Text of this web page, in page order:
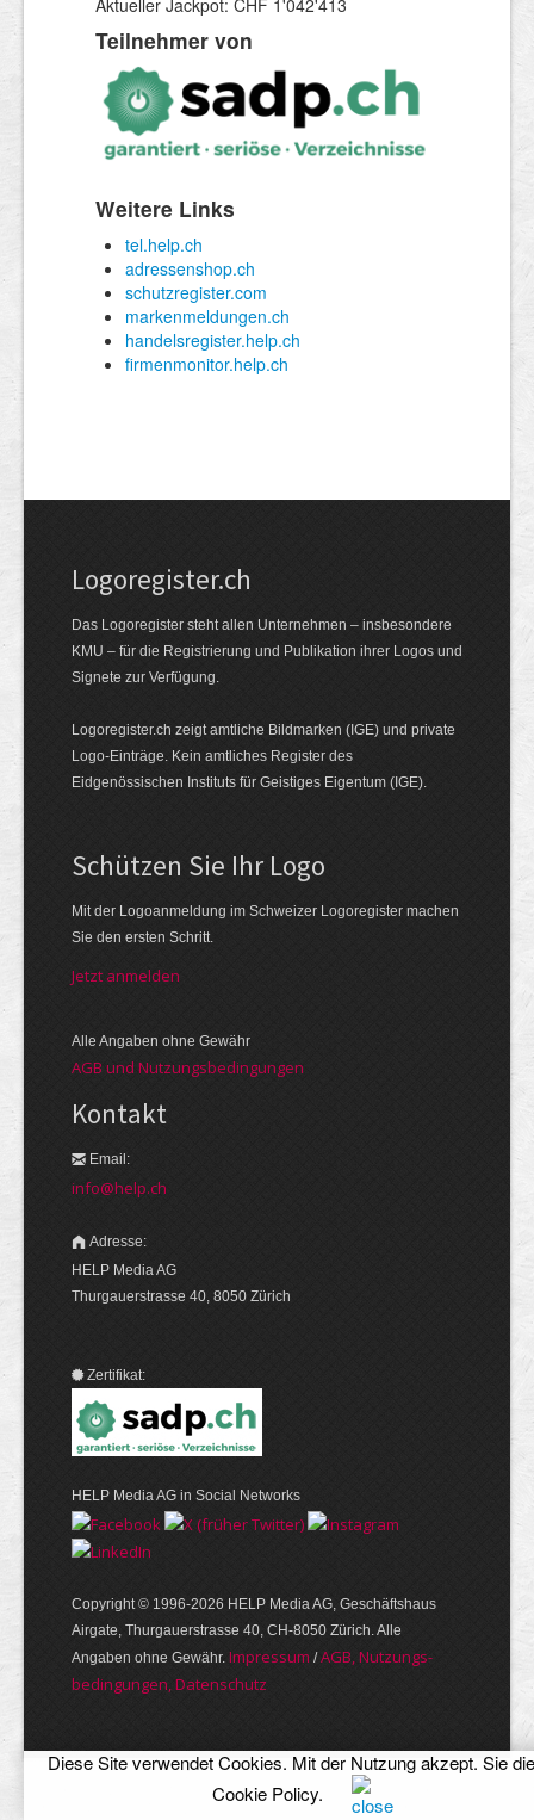
Logoregister.ch
Das Logoregister steht allen Unternehmen – insbesondere
KMU – für die Registrierung und Publikation ihrer Logos und
Signete zur Verfügung.
Logoregister.ch zeigt amtliche Bildmarken (IGE) und private
Logo-Einträge. Kein amtliches Register des
Eidgenössischen Instituts für Geistiges Eigentum (IGE).
Schützen Sie Ihr Logo
Mit der Logo­an­meldung im Schweizer Logo­register machen
Sie den ersten Schritt.
Jetzt anmelden
Alle Angaben ohne Gewähr
AGB und Nutzungsbedingungen
Kontakt
Email:
info@help.ch
Adresse:
HELP Media AG
Thurgauerstrasse 40, 8050 Zürich
Zertifikat:
HELP Media AG in Social Networks
Copyright © 1996-2026 HELP Media AG, Geschäftshaus
Airgate, Thurgauer­strasse 40, CH-8050 Zürich. Alle
Angaben ohne Gewähr. Im­pres­sum /AGB, Nut­zungs­
bedin­gungen, Daten­schutz
Diese Site verwendet Cookies. Mit der Nutzung akzept. Sie die
Cookie Policy.